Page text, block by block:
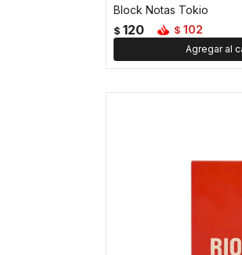
Block Notas Tokio
$ 120 $ 102